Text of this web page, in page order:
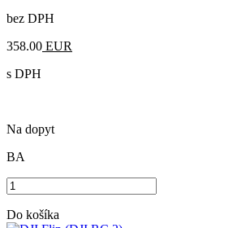
bez DPH
358.00 EUR
s DPH
Na dopyt
BA
Do košíka